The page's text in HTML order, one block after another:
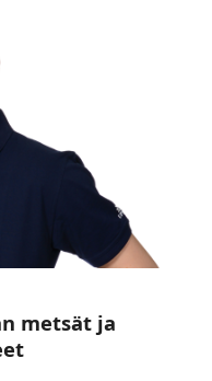
metsät ja